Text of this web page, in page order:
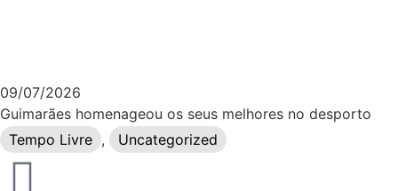
09/07/2026
Guimarães homenageou os seus melhores no desporto
Tempo Livre , Uncategorized